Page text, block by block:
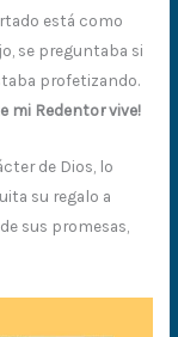
está como
se preguntaba si
profetizando.
mi Redentor vive!
de Dios, lo
su regalo a
sus promesas,